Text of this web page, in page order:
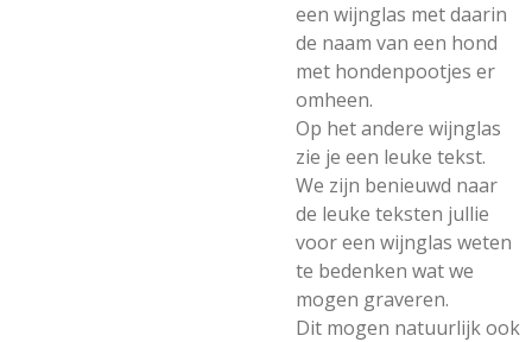
een wijnglas met daarin
de naam van een hond
met hondenpootjes er
omheen.
Op het andere wijnglas
zie je een leuke tekst.
We zijn benieuwd naar
de leuke teksten jullie
voor een wijnglas weten
te bedenken wat we
mogen graveren.
Dit mogen natuurlijk ook